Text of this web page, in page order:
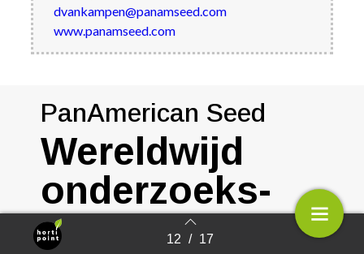
Terug naar overzicht 12 / 17
dvankampen@panamseed.com
www.panamseed.com
PanAmerican Seed
Wereldwijd
onderzoeks-
faciliteiten